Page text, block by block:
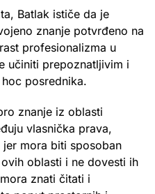
Batlak ističe da je
znanje potvrđeno na
profesionalizma u
učiniti prepoznatljivim i
posrednika.
znanje iz oblasti
vlasnička prava,
mora biti sposoban
oblasti i ne dovesti ih
znati čitati i